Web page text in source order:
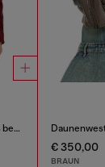
Maßgeschneiderte Jacke aus beschichtetem Stoff
€ 350,00
BRAUN